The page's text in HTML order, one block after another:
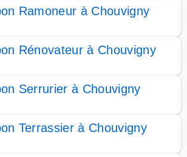
Ramoneur à Chouvigny
Rénovateur à Chouvigny
Serrurier à Chouvigny
Terrassier à Chouvigny